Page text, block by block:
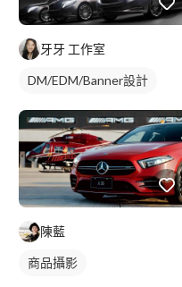
牙牙 工作室
DM/EDM/Banner設計
陳藍
商品攝影